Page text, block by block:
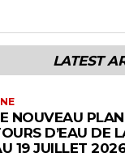
LATEST
NOUVEAU
D’EAU DE
19 JUILLET 2026